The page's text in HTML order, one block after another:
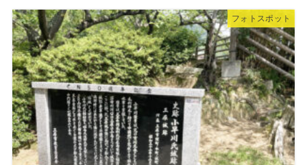
フォトスポット